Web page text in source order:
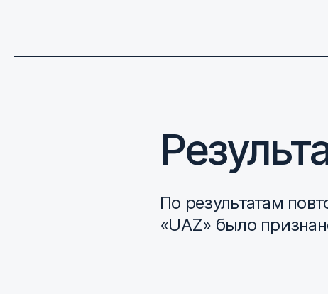
По результатам
«UAZ» было